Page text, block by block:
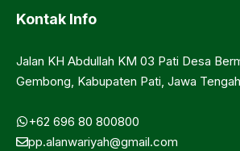
Kontak Info
Jalan KH Abdullah KM 03 Pati Desa
Gembong, Kabupaten Pati, Jawa
+62 696 80 800800
pp.alanwariyah@gmail.com